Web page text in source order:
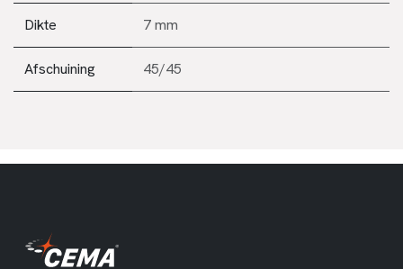
Dikte 7 mm
Afschuining 45/45